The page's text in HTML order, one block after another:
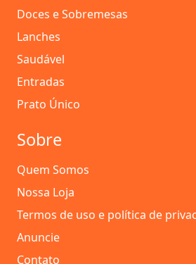
Doces e Sobremesas
Lanches
Saudável
Entradas
Prato Único
Sobre
Quem Somos
Nossa Loja
Termos de uso e política de
Anuncie
Contato